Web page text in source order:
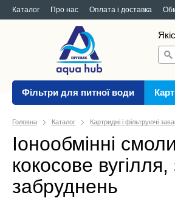
Каталог Про нас Оплата і доставка
Фільтри для питної води
Головна Каталог Картриджі і фільтруючі
Іонообмінні
кокосове
забруднень